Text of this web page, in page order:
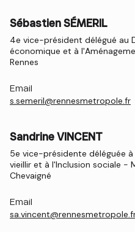
Sébastien SÉMERIL
4e vice-président délégué au
économique et à
Rennes
Email
s.semeril@rennesmetropole.fr
Sandrine VINCENT
5e vice-présidente déléguée à
vieillir et à l'Inclusion sociale -
Chevaigné
Email